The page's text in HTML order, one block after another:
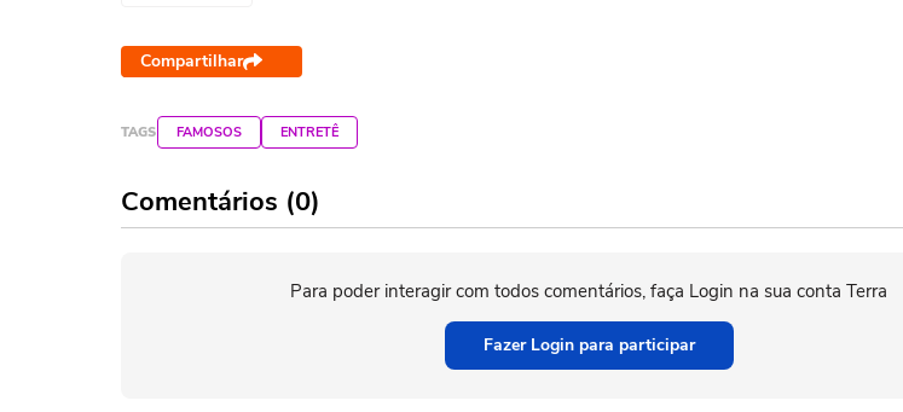
Compartilhar
TAGS FAMOSOS ENTRETÊ
Comentários (0)
Para poder interagir com todos comentários, faça Login na sua conta Terra
Fazer Login para participar